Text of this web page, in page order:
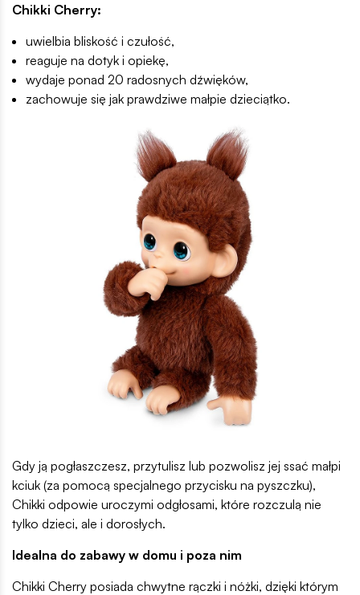
Chikki Cherry:
uwielbia bliskość i czułość,
reaguje na dotyk i opiekę,
wydaje ponad 20 radosnych dźwięków,
zachowuje się jak prawdziwe małpie dzieciątko.
Gdy ją pogłaszczesz, przytulisz lub pozwolisz jej ssać małpi
kciuk (za pomocą specjalnego przycisku na pyszczku),
Chikki odpowie uroczymi odgłosami, które rozczulą nie
tylko dzieci, ale i dorosłych.
Idealna do zabawy w domu i poza nim
Chikki Cherry posiada chwytne rączki i nóżki, dzięki którym